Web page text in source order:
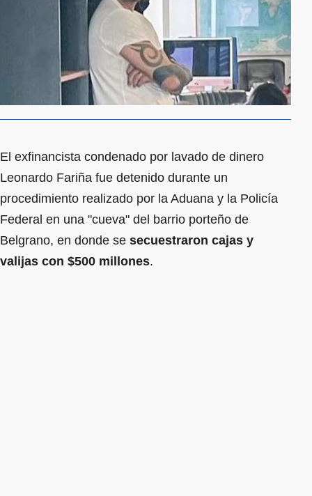
El exfinancista condenado por lavado de dinero
Leonardo Fariña fue detenido durante un
procedimiento realizado por la Aduana y la Policía
Federal en una "cueva" del barrio porteño de
Belgrano, en donde se secuestraron cajas y
valijas con $500 millones.